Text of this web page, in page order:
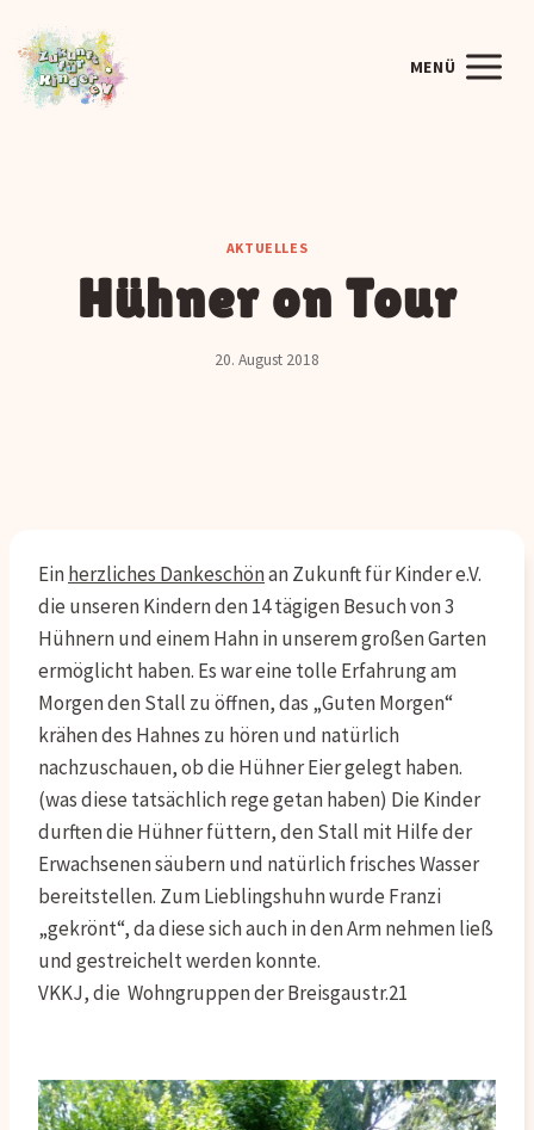
Inhalt
springen
MENÜ
AKTUELLES
Hühner on Tour
20. August 2018
Einherzliches Dankeschönan Zukunft für Kinder e.V.
die unseren Kindern den 14 tägigen Besuch von 3
Hühnern und einem Hahn in unserem großen Garten
ermöglicht haben. Es war eine tolle Erfahrung am
Morgen den Stall zu öffnen, das „Guten Morgen“
krähen des Hahnes zu hören und natürlich
nachzuschauen, ob die Hühner Eier gelegt haben.
(was diese tatsächlich rege getan haben) Die Kinder
durften die Hühner füttern, den Stall mit Hilfe der
Erwachsenen säubern und natürlich frisches Wasser
bereitstellen. Zum Lieblingshuhn wurde Franzi
„gekrönt“, da diese sich auch in den Arm nehmen ließ
und gestreichelt werden konnte.
VKKJ, die Wohngruppen der Breisgaustr.21